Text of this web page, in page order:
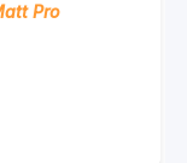
Pro